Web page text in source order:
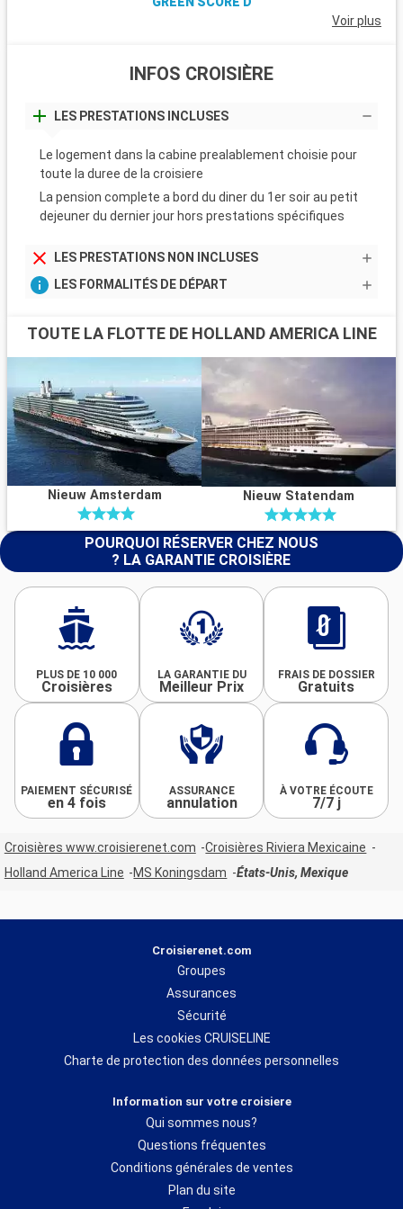
Voir plus
INFOS CROISIÈRE
LES PRESTATIONS INCLUSES
Le logement dans la cabine prealablement choisie pour
toute la duree de la croisiere
La pension complete a bord du diner du 1er soir au petit
dejeuner du dernier jour hors prestations spécifiques
LES PRESTATIONS NON INCLUSES
LES FORMALITÉS DE DÉPART
TOUTE LA FLOTTE DE HOLLAND AMERICA LINE
Nieuw Amsterdam Nieuw Statendam
POURQUOI RÉSERVER CHEZ NOUS
? LA GARANTIE CROISIÈRE
PLUS DE 10 000
Croisières
LA GARANTIE DU
Meilleur Prix
FRAIS DE DOSSIER
Gratuits
PAIEMENT SÉCURISÉ
en 4 fois
ASSURANCE
annulation
À VOTRE ÉCOUTE
7/7 j
Croisières www.croisierenet.com
Croisières Riviera Mexicaine
Holland America Line
MS Koningsdam États-Unis, Mexique
Croisierenet.com
Groupes
Assurances
Sécurité
Les cookies CRUISELINE
Charte de protection des données personnelles
Information sur votre croisiere
Qui sommes nous?
Questions fréquentes
Conditions générales de ventes
Plan du site